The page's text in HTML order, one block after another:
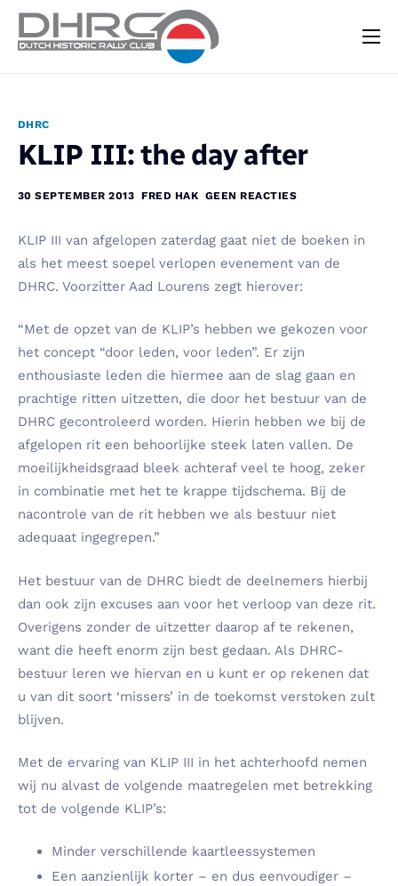
DHRC
KLIP III: the day after
30 SEPTEMBER 2013 FRED HAK GEEN REACTIES
KLIP III van afgelopen zaterdag gaat niet de boeken in
als het meest soepel verlopen evenement van de
DHRC. Voorzitter Aad Lourens zegt hierover:
“Met de opzet van de KLIP’s hebben we gekozen voor
het concept “door leden, voor leden”. Er zijn
enthousiaste leden die hiermee aan de slag gaan en
prachtige ritten uitzetten, die door het bestuur van de
DHRC gecontroleerd worden. Hierin hebben we bij de
afgelopen rit een behoorlijke steek laten vallen. De
moeilijkheidsgraad bleek achteraf veel te hoog, zeker
in combinatie met het te krappe tijdschema. Bij de
nacontrole van de rit hebben we als bestuur niet
adequaat ingegrepen.”
Het bestuur van de DHRC biedt de deelnemers hierbij
dan ook zijn excuses aan voor het verloop van deze rit.
Overigens zonder de uitzetter daarop af te rekenen,
want die heeft enorm zijn best gedaan. Als DHRC-
bestuur leren we hiervan en u kunt er op rekenen dat
u van dit soort ‘missers’ in de toekomst verstoken zult
blijven.
Met de ervaring van KLIP III in het achterhoofd nemen
wij nu alvast de volgende maatregelen met betrekking
tot de volgende KLIP’s:
Minder verschillende kaartleessystemen
Een aanzienlijk korter – en dus eenvoudiger –